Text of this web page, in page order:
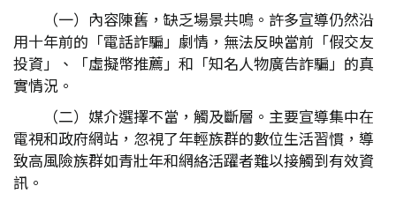
（一）內容陳舊，缺乏場景共鳴。許多宣導仍然沿
用十年前的「電話詐騙」劇情，無法反映當前「假交友
投資」、「虛擬幣推薦」和「知名人物廣告詐騙」的真
實情況。
（二）媒介選擇不當，觸及斷層。主要宣導集中在
電視和政府網站，忽視了年輕族群的數位生活習慣，導
致高風險族群如青壯年和網絡活躍者難以接觸到有效資
訊。